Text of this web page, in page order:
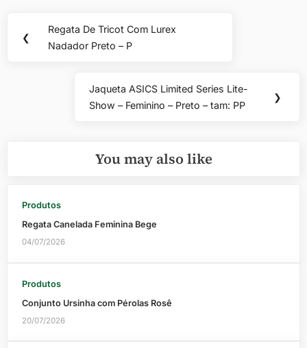
Navegação
de
❮
Previous
Post:
Regata De Tricot Com Lurex
Nadador Preto – P
Next
Post:
Jaqueta ASICS Limited Series Lite-
Show – Feminino – Preto – tam: PP
❯
You may also like
Produtos
Regata Canelada Feminina Bege
04/07/2026
Produtos
Conjunto Ursinha com Pérolas Rosê
20/07/2026